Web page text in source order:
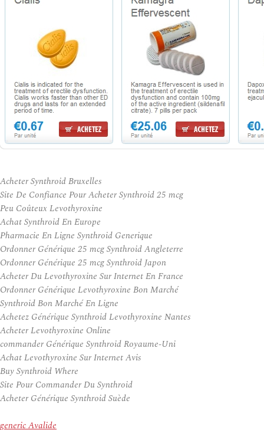
Acheter Synthroid Bruxelles
Site De Confiance Pour Acheter Synthroid 25 mcg
Peu Coûteux Levothyroxine
Achat Synthroid En Europe
Pharmacie En Ligne Synthroid Generique
Ordonner Générique 25 mcg Synthroid Angleterre
Ordonner Générique 25 mcg Synthroid Japon
Acheter Du Levothyroxine Sur Internet En France
Ordonner Générique Levothyroxine Bon Marché
Synthroid Bon Marché En Ligne
Achetez Générique Synthroid Levothyroxine Nantes
Acheter Levothyroxine Online
commander Générique Synthroid Royaume-Uni
Achat Levothyroxine Sur Internet Avis
Buy Synthroid Where
Site Pour Commander Du Synthroid
Acheter Générique Synthroid Suède
generic Avalide